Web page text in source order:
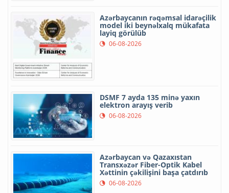
Azərbaycanın rəqəmsal idarəçilik
model iki beynəlxalq mükafata
layiq görülüb
06-08-2026
DSMF 7 ayda 135 minə yaxın
elektron arayış verib
06-08-2026
Azərbaycan və Qazaxıstan
Transxəzər Fiber-Optik Kabel
Xəttinin çəkilişini başa çatdırıb
06-08-2026